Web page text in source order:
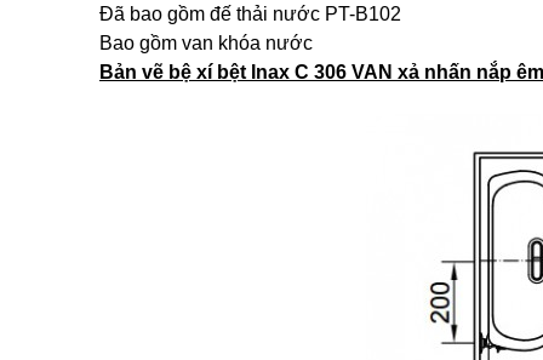
Đã bao gồm đế thải nước PT-B102
Bao gồm van khóa nước
Bản vẽ bệ xí bệt Inax C 306 VAN xả nhấn nắp êm